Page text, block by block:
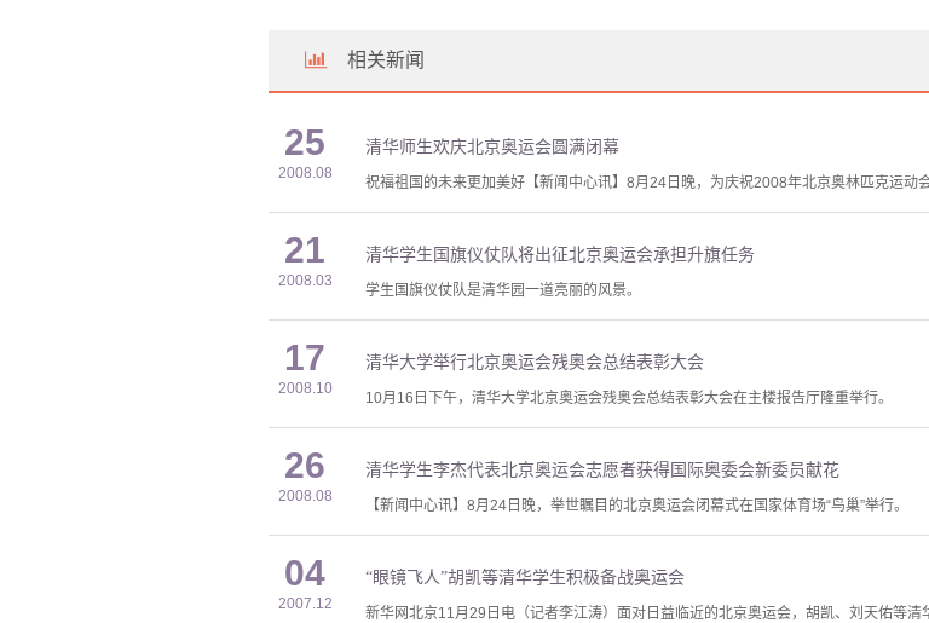
相关新闻
25
2008.08
清华师生欢庆北京奥运会圆满闭幕
祝福祖国的未来更加美好【新闻中心讯】8月24日晚，为庆祝2008年北京奥林匹克运动
21
2008.03
清华学生国旗仪仗队将出征北京奥运会承担升旗任务
学生国旗仪仗队是清华园一道亮丽的风景。
17
2008.10
清华大学举行北京奥运会残奥会总结表彰大会
10月16日下午，清华大学北京奥运会残奥会总结表彰大会在主楼报告厅隆重举行。
26
2008.08
清华学生李杰代表北京奥运会志愿者获得国际奥委会新委员献花
【新闻中心讯】8月24日晚，举世瞩目的北京奥运会闭幕式在国家体育场“鸟巢”举行。
04
2007.12
“眼镜飞人”胡凯等清华学生积极备战奥运会
新华网北京11月29日电（记者李江涛）面对日益临近的北京奥运会，胡凯、刘天佑等